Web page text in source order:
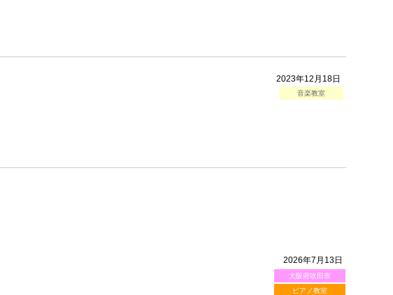
2023年12月18日
音楽教室
2026年7月13日
大阪府吹田市
ピアノ教室